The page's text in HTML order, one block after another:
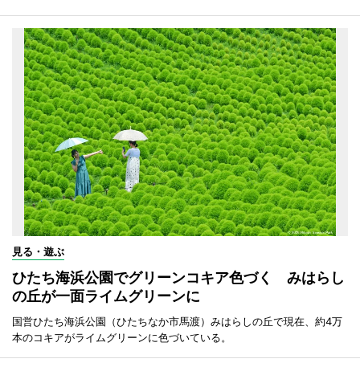
見る・遊ぶ
ひたち海浜公園でグリーンコキア色づく みはらし
の丘が一面ライムグリーンに
国営ひたち海浜公園（ひたちなか市馬渡）みはらしの丘で現在、約4万
本のコキアがライムグリーンに色づいている。